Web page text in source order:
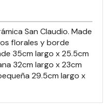
San Claudio. Made
florales y borde
35cm largo x 25.5cm
32cm largo x 23cm
29.5cm largo x